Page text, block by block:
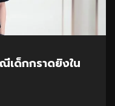
เด็กกราดยิงใน